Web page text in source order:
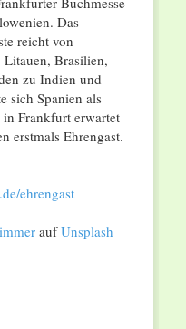
Das
reicht von
Litauen, Brasilien,
zu Indien und
sich Spanien als
Frankfurt erwartet
erstmals Ehrengast.
ehrengast
aufUnsplash